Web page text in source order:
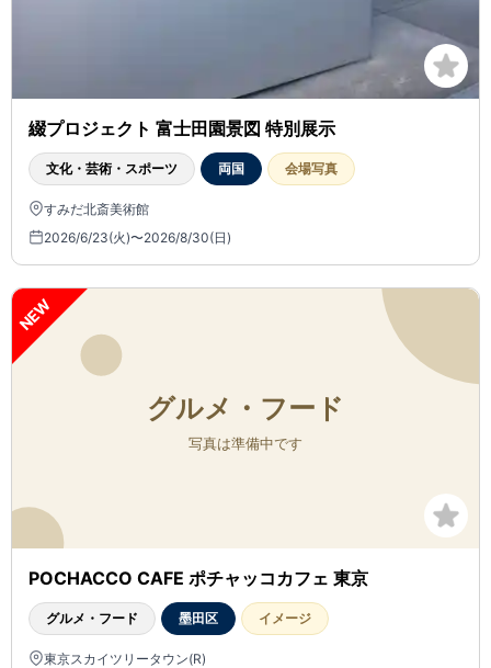
綴プロジェクト 富士田園景図 特別展示
文化・芸術・スポーツ 両国 会場写真
すみだ北斎美術館
2026/6/23(火)〜2026/8/30(日)
NEW
POCHACCO CAFE ポチャッコカフェ 東京
グルメ・フード 墨田区 イメージ
東京スカイツリータウン(R)